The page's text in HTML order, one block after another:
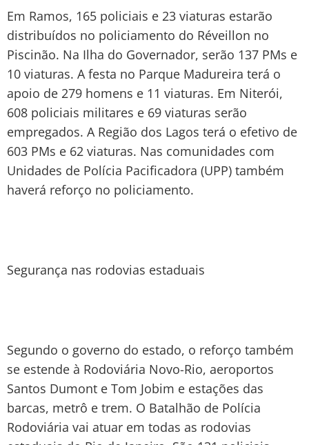
Em Ramos, 165 policiais e 23 viaturas estarão
distribuídos no policiamento do Réveillon no
Piscinão. Na Ilha do Governador, serão 137 PMs e
10 viaturas. A festa no Parque Madureira terá o
apoio de 279 homens e 11 viaturas. Em Niterói,
608 policiais militares e 69 viaturas serão
empregados. A Região dos Lagos terá o efetivo de
603 PMs e 62 viaturas. Nas comunidades com
Unidades de Polícia Pacificadora (UPP) também
haverá reforço no policiamento.
Segurança nas rodovias estaduais
Segundo o governo do estado, o reforço também
se estende à Rodoviária Novo-Rio, aeroportos
Santos Dumont e Tom Jobim e estações das
barcas, metrô e trem. O Batalhão de Polícia
Rodoviária vai atuar em todas as rodovias